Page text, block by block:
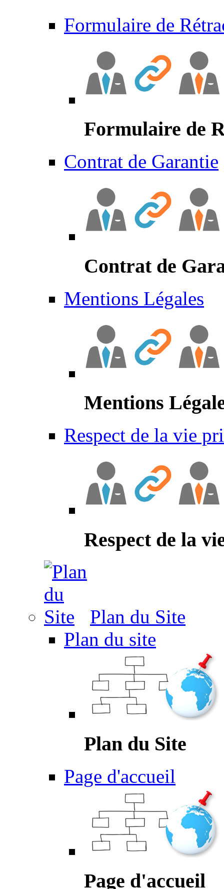
Formulaire de
Formulaire de
Contrat de Garantie
Contrat de
Mentions Légales
Mentions
Respect de la vie
Respect de la
Plan du Site
Plan du site
Plan du Site
Page d'accueil
Page d'accueil